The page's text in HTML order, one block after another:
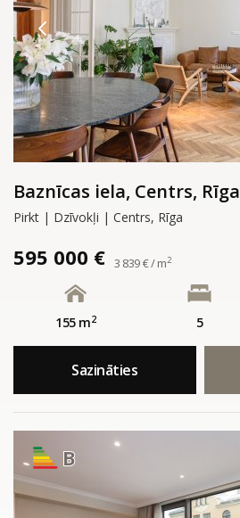
Baznīcas iela, Centrs, Rīga
Pirkt | Dzīvokļi | Centrs, Rīga
595 000 € 3 839 € / m2
155 m2 5
Sazināties
B